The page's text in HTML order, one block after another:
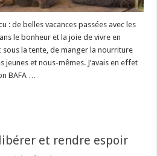
: de belles vacances passées avec les
le bonheur et la joie de vivre en
la tente, de manger la nourriture
jeunes et nous-mêmes. J’avais en effet
BAFA …
et rendre espoir